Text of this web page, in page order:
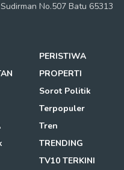
No.507 Batu 65313
PERISTIWA
PROPERTI
Sorot Politik
Terpopuler
Tren
TRENDING
TV10 TERKINI